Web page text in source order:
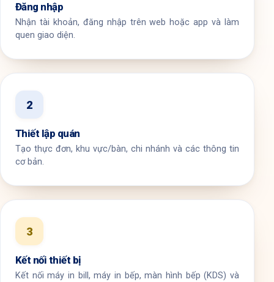
Đăng nhập
Nhận tài khoản, đăng nhập trên web hoặc app và làm
quen giao diện.
2
Thiết lập quán
Tạo thực đơn, khu vực/bàn, chi nhánh và các thông tin
cơ bản.
3
Kết nối thiết bị
Kết nối máy in bill, máy in bếp, màn hình bếp (KDS) và